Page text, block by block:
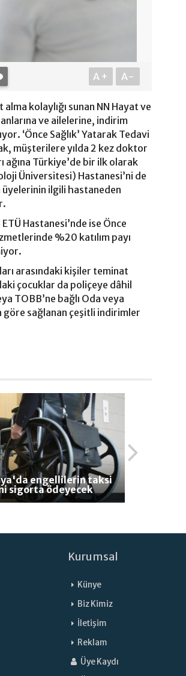
A+ A-
kolaylığı sunan NN Hayat ve
ve ailelerine, indirim
‘Önce Sağlık’ Yatarak Tedavi
müşterilere yılda 2 kez doktor
Türkiye’de bir ilk olarak
Üniversitesi) Hastanesi’ni de
üyelerinin ilgili hastaneden
Hastanesi’nde ise Önce
%20 katılım payı
arasındaki kişiler teminat
çocuklar da poliçeye dâhil
TOBB’ne bağlı Oda veya
göre sağlanan çeşitli indirimler
engellilerin taksi
sigorta ödeyecek
Kurumsal
Künye
Biz Kimiz
İletişim
Reklam
Üye Kaydı